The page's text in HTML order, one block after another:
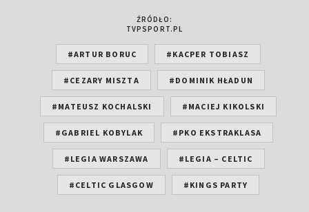
ŹRÓDŁO:
TVPSPORT.PL
#ARTUR BORUC #KACPER TOBIASZ
#CEZARY MISZTA #DOMINIK HŁADUN
#MATEUSZ KOCHALSKI #MACIEJ KIKOLSKI
#GABRIEL KOBYLAK #PKO EKSTRAKLASA
#LEGIA WARSZAWA #LEGIA – CELTIC
#CELTIC GLASGOW #KINGS PARTY